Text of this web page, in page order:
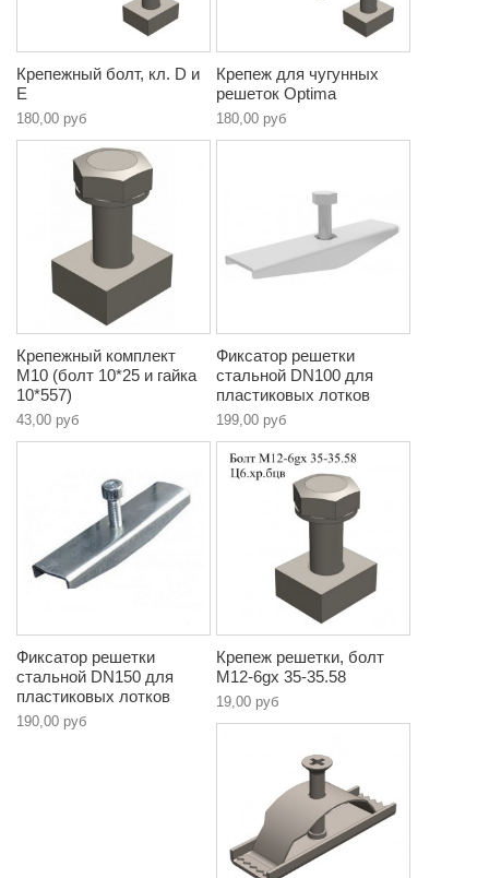
Крепежный болт, кл. D и
E
180,00 руб
Крепеж для чугунных
решеток Optima
180,00 руб
Крепежный комплект
М10 (болт 10*25 и гайка
10*557)
43,00 руб
Фиксатор решетки
стальной DN100 для
пластиковых лотков
199,00 руб
Фиксатор решетки
стальной DN150 для
пластиковых лотков
190,00 руб
Крепеж решетки, болт
М12-6gx 35-35.58
19,00 руб